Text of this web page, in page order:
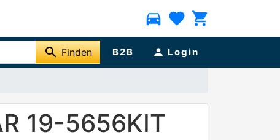
directions_car favorite shopping_cart
search Finden B2B person Login
19-5656KIT